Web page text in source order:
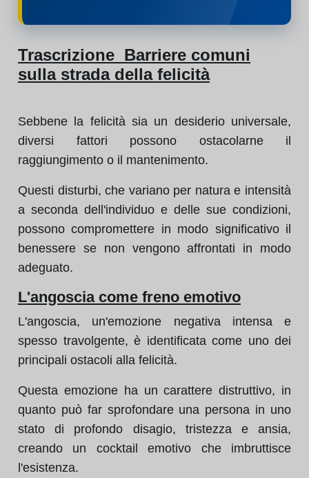
Trascrizione Barriere comuni
sulla strada della felicità
Sebbene la felicità sia un desiderio universale,
diversi fattori possono ostacolarne il
raggiungimento o il mantenimento.
Questi disturbi, che variano per natura e intensità
a seconda dell'individuo e delle sue condizioni,
possono compromettere in modo significativo il
benessere se non vengono affrontati in modo
adeguato.
L'angoscia come freno emotivo
L'angoscia, un'emozione negativa intensa e
spesso travolgente, è identificata come uno dei
principali ostacoli alla felicità.
Questa emozione ha un carattere distruttivo, in
quanto può far sprofondare una persona in uno
stato di profondo disagio, tristezza e ansia,
creando un cocktail emotivo che imbruttisce
l'esistenza.